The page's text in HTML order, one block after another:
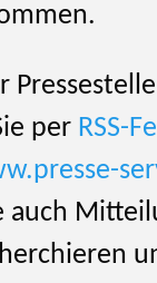
Pressestelle
per RSS-
auch